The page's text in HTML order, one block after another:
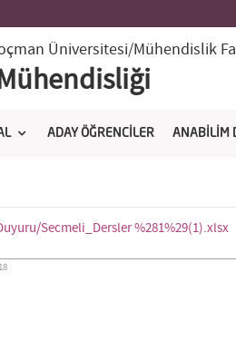
Üniversitesi/Mühendislik
ADAY ÖĞRENCİLER ANABİLİM
Secmeli_Dersler %281%29(1).xlsx